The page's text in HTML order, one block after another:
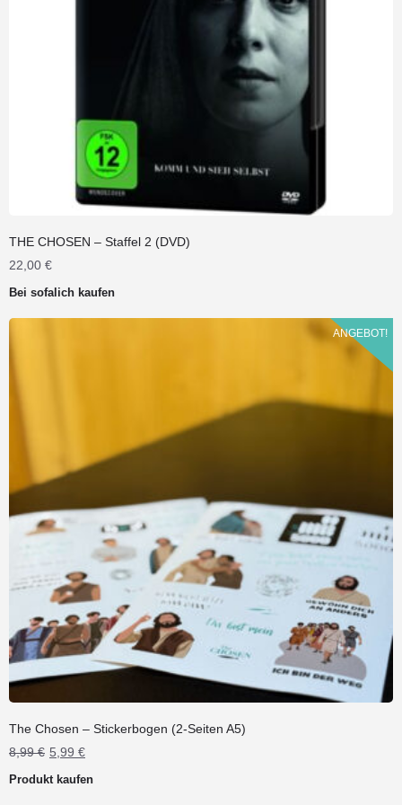
THE CHOSEN – Staffel 2 (DVD)
22,00 €
Bei sofalich kaufen
ANGEBOT!
The Chosen – Stickerbogen (2-Seiten A5)
8,99€ Ursprünglicher
war:
5,99 €Aktueller
ist:
Produkt kaufen